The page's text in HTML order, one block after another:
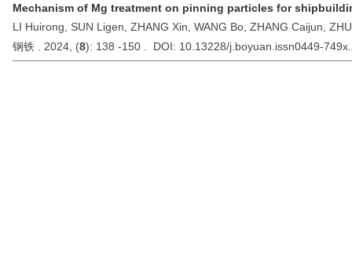
Mechanism of Mg treatment on pinning particles for
LI Huirong, SUN Ligen, ZHANG Xin, WANG Bo, ZHANG Caijun,
钢铁 . 2024, (8): 138 -150 . DOI: 10.13228/j.boyuan.issn0449-